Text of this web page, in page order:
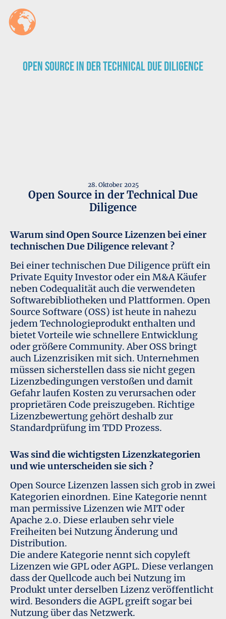
Open Source in der Technical Due Diligence
28. Oktober 2025
Open Source in der Technical Due
Diligence
Warum sind Open Source Lizenzen bei einer
technischen Due Diligence relevant ?
Bei einer technischen Due Diligence prüft ein
Private Equity Investor oder ein M&A Käufer
neben Codequalität auch die verwendeten
Softwarebibliotheken und Plattformen. Open
Source Software (OSS) ist heute in nahezu
jedem Technologieprodukt enthalten und
bietet Vorteile wie schnellere Entwicklung
oder größere Community. Aber OSS bringt
auch Lizenzrisiken mit sich. Unternehmen
müssen sicherstellen dass sie nicht gegen
Lizenzbedingungen verstoßen und damit
Gefahr laufen Kosten zu verursachen oder
proprietären Code preiszugeben. Richtige
Lizenzbewertung gehört deshalb zur
Standardprüfung im TDD Prozess.
Was sind die wichtigsten Lizenzkategorien
und wie unterscheiden sie sich ?
Open Source Lizenzen lassen sich grob in zwei
Kategorien einordnen. Eine Kategorie nennt
man permissive Lizenzen wie MIT oder
Apache 2.0. Diese erlauben sehr viele
Freiheiten bei Nutzung Änderung und
Distribution.
Die andere Kategorie nennt sich copyleft
Lizenzen wie GPL oder AGPL. Diese verlangen
dass der Quellcode auch bei Nutzung im
Produkt unter derselben Lizenz veröffentlicht
wird. Besonders die AGPL greift sogar bei
Nutzung über das Netzwerk.